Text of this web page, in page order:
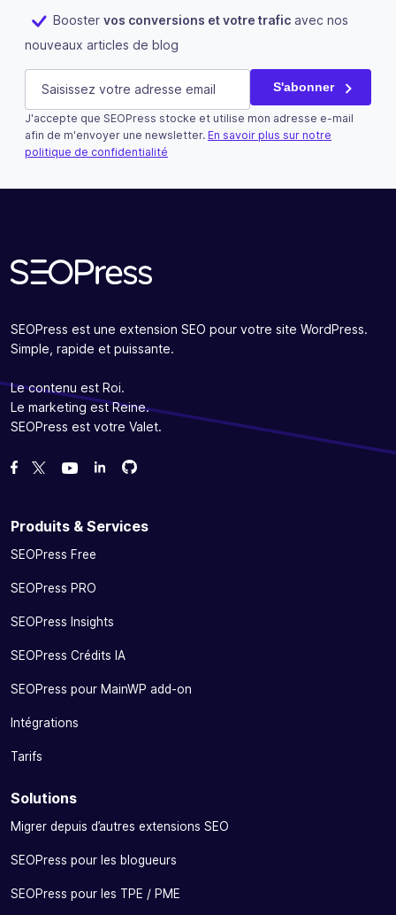
Booster vos conversions et votre trafic avec nos
nouveaux articles de blog
X/Twitter
Ce champ n’est utilisé qu’à des fins de validation et
E-mail (Nécessaire) S'abonner
J'accepte que SEOPress stocke et utilise mon adresse e-mail
afin de m'envoyer une newsletter. En savoir plus sur notre
politique de confidentialité
SEOPress est une extension SEO pour votre site WordPress.
Simple, rapide et puissante.
Le contenu est Roi.
Le marketing est Reine.
SEOPress est votre Valet.
Likez notre page Facebook
Suivez-nous sur Twitter
Nous voir sur YouTube
Forcez-nous sur GitHub
Forcez-nous sur GitHub
Produits & Services
SEOPress Free
SEOPress PRO
SEOPress Insights
SEOPress Crédits IA
SEOPress pour MainWP add-on
Intégrations
Tarifs
Solutions
Migrer depuis d’autres extensions SEO
SEOPress pour les blogueurs
SEOPress pour les TPE / PME